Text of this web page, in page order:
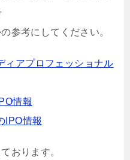
参考にしてください。
ィアプロフェッショナル
情報
IPO情報
おります。